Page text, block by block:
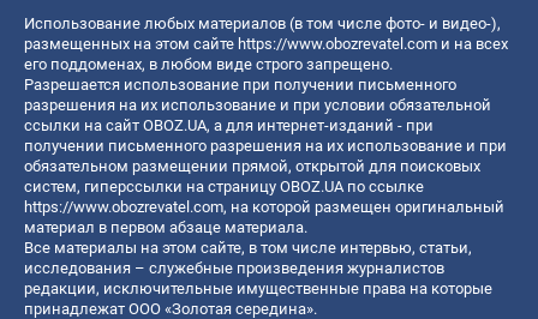
Использование любых материалов (в том числе фото- и видео-),
размещенных на этом сайте https://www.obozrevatel.com и на всех
его поддоменах, в любом виде строго запрещено.
Разрешается использование при получении письменного
разрешения на их использование и при условии обязательной
ссылки на сайт OBOZ.UA, а для интернет-изданий - при
получении письменного разрешения на их использование и при
обязательном размещении прямой, открытой для поисковых
систем, гиперссылки на страницу OBOZ.UA по ссылке
https://www.obozrevatel.com, на которой размещен оригинальный
материал в первом абзаце материала.
Все материалы на этом сайте, в том числе интервью, статьи,
исследования – служебные произведения журналистов
редакции, исключительные имущественные права на которые
принадлежат ООО «Золотая середина».